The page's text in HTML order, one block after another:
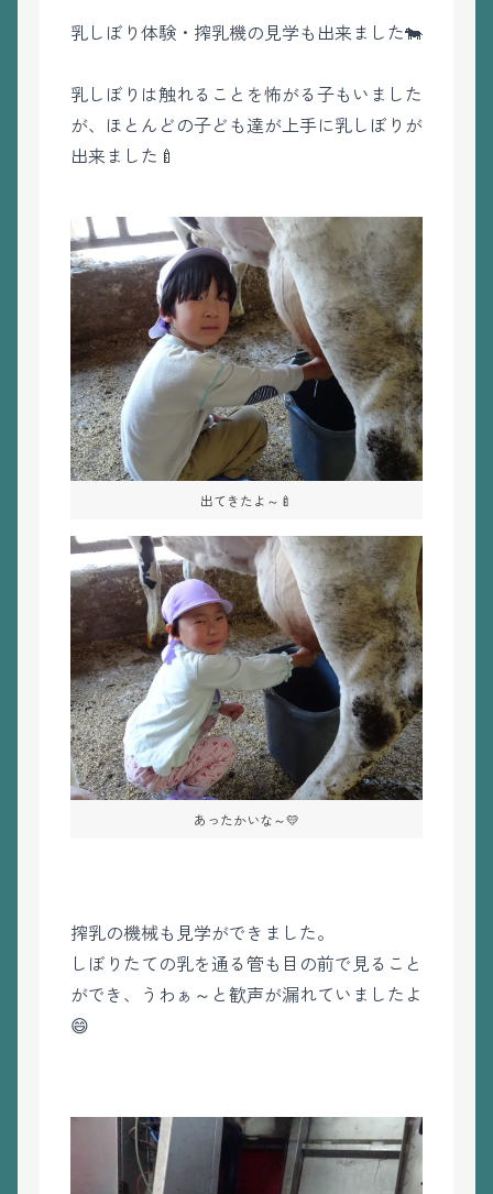
乳しぼり体験・搾乳機の見学も出来ました🐄
乳しぼりは触れることを怖がる子もいました
が、ほとんどの子ども達が上手に乳しぼりが
出来ました🍼
出てきたよ～🍼
あったかいな～💛
搾乳の機械も見学ができました。
しぼりたての乳を通る管も目の前で見ること
ができ、うわぁ～と歓声が漏れていましたよ
😄